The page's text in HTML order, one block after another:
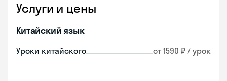
Услуги и цены
Китайский язык
Уроки китайского от 1590 ₽ / урок